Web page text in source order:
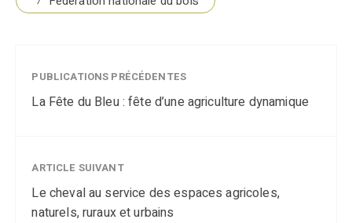
PUBLICATIONS PRÉCÉDENTES
La Fête du Bleu : fête d’une agriculture dynamique
ARTICLE SUIVANT
Le cheval au service des espaces agricoles,
naturels, ruraux et urbains